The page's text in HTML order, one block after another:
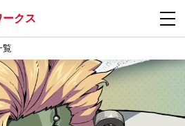
クス
覧